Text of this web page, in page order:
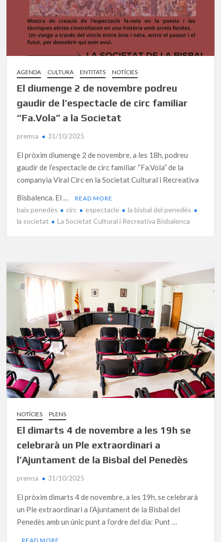
AGENDA CULTURA ENTITATS NOTÍCIES
El diumenge 2 de novembre podreu
gaudir de l’espectacle de circ familiar
“Fa.Vola” a la Societat
premsa 31/10/2025
El pròxim diumenge 2 de novembre, a les 18h, podreu
gaudir de l’espectacle de circ familiar “Fa.Vola” de la
companyia Viral Circ en la Societat Cultural i Recreativa
Bisbalenca. El …
READ MORE
baix penedès circ espectacle
la bisbal del penedès
la societat
La Societat Cultural i Recreativa Bisbalenca
NOTÍCIES PLENS
El dimarts 4 de novembre a les 19h se
celebrarà un Ple extraordinari a
l’Ajuntament de la Bisbal del Penedès
premsa 31/10/2025
El pròxim dimarts 4 de novembre, a les 19h, se celebrarà
un Ple extraordinari a l’Ajuntament de la Bisbal del
Penedès amb un únic punt a l’ordre del dia: Punt …
READ MORE